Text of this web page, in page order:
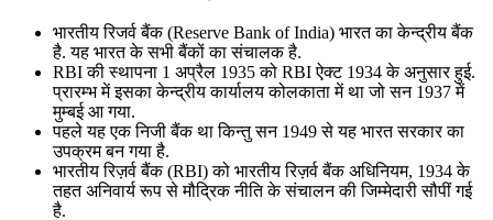
भारतीय रिजर्व बैंक (Reserve Bank of India) भारत का केन्द्रीय बैंक
है. यह भारत के सभी बैंकों का संचालक है.
RBI की स्थापना 1 अप्रैल 1935 को RBI ऐक्ट 1934 के अनुसार हुई.
प्रारम्भ में इसका केन्द्रीय कार्यालय कोलकाता में था जो सन 1937 में
मुम्बई आ गया.
पहले यह एक निजी बैंक था किन्तु सन 1949 से यह भारत सरकार का
उपक्रम बन गया है.
भारतीय रिज़र्व बैंक (RBI) को भारतीय रिज़र्व बैंक अधिनियम, 1934 के
तहत अनिवार्य रूप से मौद्रिक नीति के संचालन की जिम्मेदारी सौपीं गई
है.